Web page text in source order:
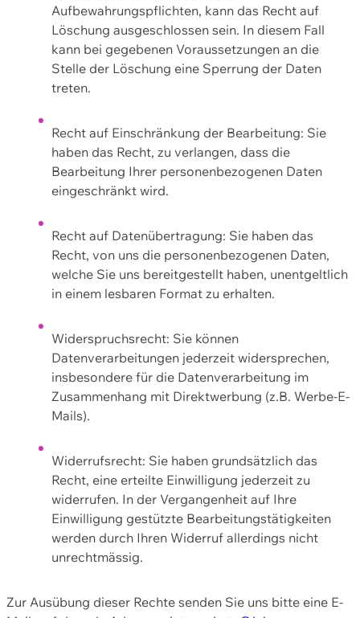
Aufbewahrungspflichten, kann das Recht auf
Löschung ausgeschlossen sein. In diesem Fall
kann bei gegebenen Voraussetzungen an die
Stelle der Löschung eine Sperrung der Daten
treten.
Recht auf Einschränkung der Bearbeitung: Sie
haben das Recht, zu verlangen, dass die
Bearbeitung Ihrer personenbezogenen Daten
eingeschränkt wird.
Recht auf Datenübertragung: Sie haben das
Recht, von uns die personenbezogenen Daten,
welche Sie uns bereitgestellt haben, unentgeltlich
in einem lesbaren Format zu erhalten.
Widerspruchsrecht: Sie können
Datenverarbeitungen jederzeit widersprechen,
insbesondere für die Datenverarbeitung im
Zusammenhang mit Direktwerbung (z.B. Werbe-E-
Mails).
Widerrufsrecht: Sie haben grundsätzlich das
Recht, eine erteilte Einwilligung jederzeit zu
widerrufen. In der Vergangenheit auf Ihre
Einwilligung gestützte Bearbeitungstätigkeiten
werden durch Ihren Widerruf allerdings nicht
unrechtmässig.
Zur Ausübung dieser Rechte senden Sie uns bitte eine E-